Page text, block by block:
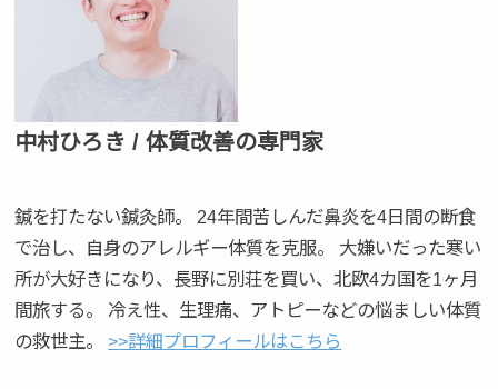
中村ひろき / 体質改善の専門家
鍼を打たない鍼灸師。 24年間苦しんだ鼻炎を4日間の断食
で治し、自身のアレルギー体質を克服。 大嫌いだった寒い
所が大好きになり、長野に別荘を買い、北欧4カ国を1ヶ月
間旅する。 冷え性、生理痛、アトピーなどの悩ましい体質
の救世主。>>詳細プロフィールはこちら